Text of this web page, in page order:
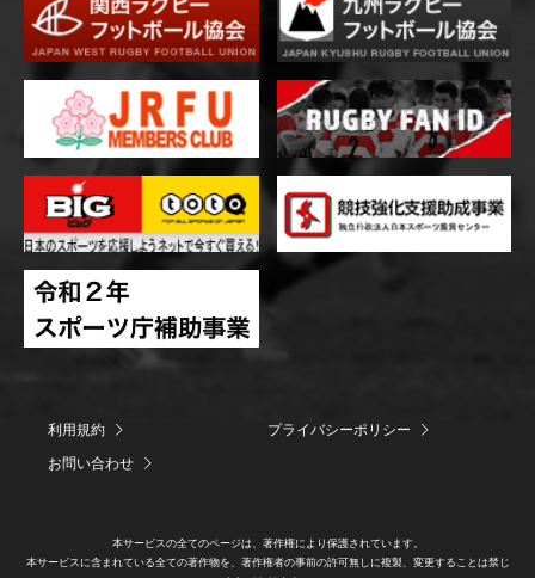
利用規約
プライバシーポリシー
お問い合わせ
本サービスの全てのページは、著作権により保護されています。
本サービスに含まれている全ての著作物を、著作権者の事前の許可無しに複製、変更することは禁じ